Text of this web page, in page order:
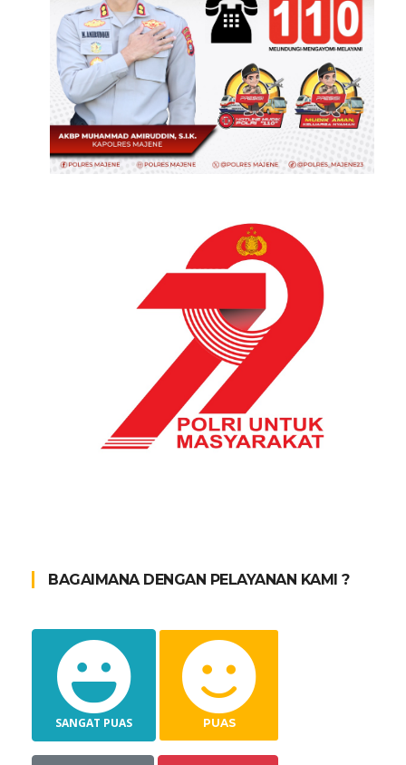
BAGAIMANA DENGAN PELAYANAN KAMI ?
SANGAT PUAS PUAS